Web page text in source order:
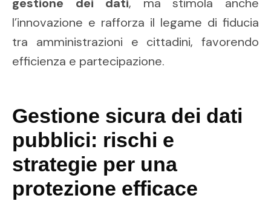
gestione dei dati, ma stimola anche
l’innovazione e rafforza il legame di fiducia
tra amministrazioni e cittadini, favorendo
efficienza e partecipazione.
Gestione sicura dei dati
pubblici: rischi e
strategie per una
protezione efficace